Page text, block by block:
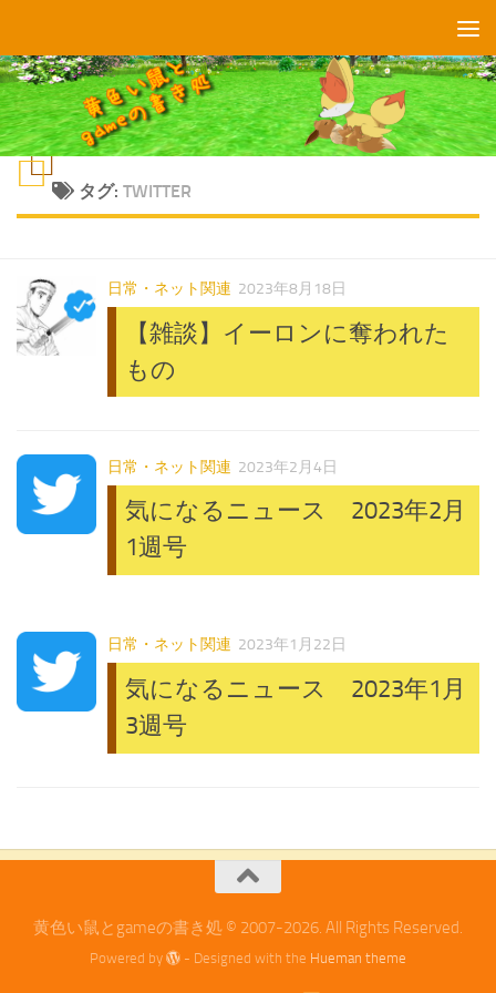
タグ: TWITTER
日常・ネット関連 2023年8月18日
【雑談】イーロンに奪われた
もの
日常・ネット関連 2023年2月4日
気になるニュース 2023年2月
1週号
日常・ネット関連 2023年1月22日
気になるニュース 2023年1月
3週号
黄色い鼠とgameの書き処 © 2007-2026. All Rights Reserved.
Powered by - Designed with the Hueman theme